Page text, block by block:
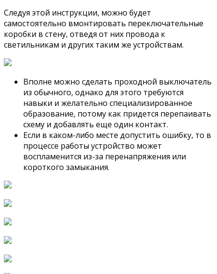
Следуя этой инструкции, можно будет
самостоятельно вмонтировать переключательные
коробки в стену, отведя от них провода к
светильникам и других таким же устройствам.
Вполне можно сделать проходной выключатель
из обычного, однако для этого требуются
навыки и желательно специализированное
образование, потому как придется перепаивать
схему и добавлять еще один контакт.
Если в каком-либо месте допустить ошибку, то в
процессе работы устройство может
воспламенится из-за перенапряжения или
короткого замыкания.